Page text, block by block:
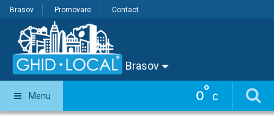
Brasov Promovare Contact
Brasov
0° C
Menu